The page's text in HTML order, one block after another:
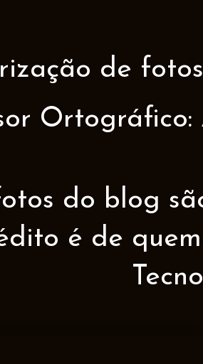
de
Ortográfico:
do blog
é de